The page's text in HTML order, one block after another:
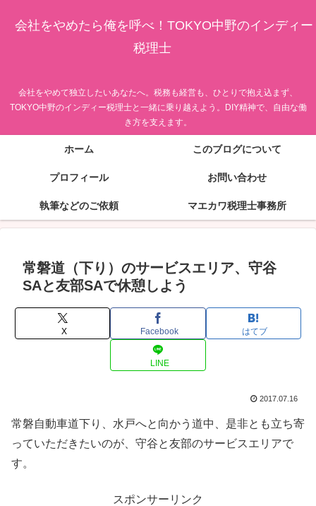
会社をやめたら俺を呼べ！TOKYO中野のインディー
税理士
会社をやめて独立したいあなたへ。税務も経営も、ひとりで抱え込まず、
TOKYO中野のインディー税理士と一緒に乗り越えよう。DIY精神で、自由な働
き方を支えます。
ホーム このブログについて
プロフィール お問い合わせ
執筆などのご依頼 マエカワ税理士事務所
常磐道（下り）のサービスエリア、守谷
SAと友部SAで休憩しよう
X Facebook はてブ
LINE
2017.07.16
常磐自動車道下り、水戸へと向かう道中、是非とも立ち寄
っていただきたいのが、守谷と友部のサービスエリアで
す。
スポンサーリンク